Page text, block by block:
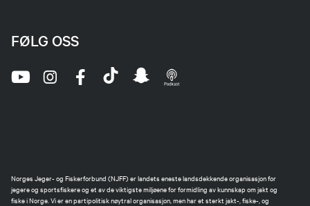
FØLG OSS
Norges Jeger- og Fiskerforbund (NJFF) er landets eneste landsdekkende organisasjon for
jegere og sportsfiskere og et av de viktigste miljøene for formidling av kunnskap om jakt og
fiske i Norge. Vi er en partipolitisk nøytral organisasjon, men har et sterkt jakt-, fiske-, og